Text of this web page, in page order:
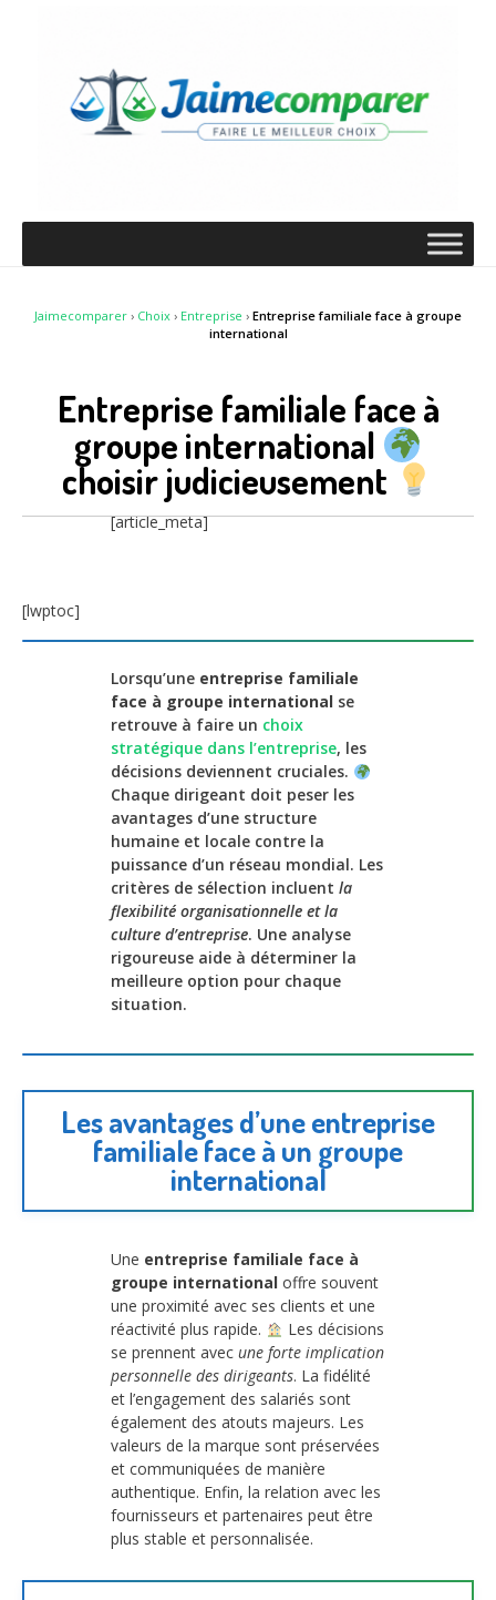
Jaimecomparer › Choix › Entreprise › Entreprise familiale face à groupe
international
Entreprise familiale face à
groupe international
choisir judicieusement
[article_meta]
[lwptoc]
Lorsqu’une entreprise familiale
face à groupe international se
retrouve à faire un choix
stratégique dans l’entreprise, les
décisions deviennent cruciales.
Chaque dirigeant doit peser les
avantages d’une structure
humaine et locale contre la
puissance d’un réseau mondial. Les
critères de sélection incluent la
flexibilité organisationnelle et la
culture d’entreprise. Une analyse
rigoureuse aide à déterminer la
meilleure option pour chaque
situation.
Les avantages d’une entreprise
familiale face à un groupe
international
Une entreprise familiale face à
groupe international offre souvent
une proximité avec ses clients et une
réactivité plus rapide.
Les décisions
se prennent avec une forte implication
personnelle des dirigeants. La fidélité
et l’engagement des salariés sont
également des atouts majeurs. Les
valeurs de la marque sont préservées
et communiquées de manière
authentique. Enfin, la relation avec les
fournisseurs et partenaires peut être
plus stable et personnalisée.